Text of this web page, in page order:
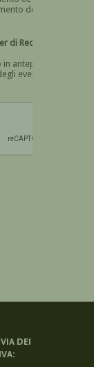
anteprima
eventi
DEI